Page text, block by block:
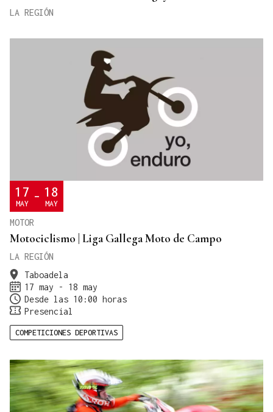
LA REGIÓN
17
MAY - 18
MAY
MOTOR
Motociclismo | Liga Gallega Moto de Campo
LA REGIÓN
Taboadela
17 may - 18 may
Desde las 10:00 horas
Presencial
COMPETICIONES DEPORTIVAS